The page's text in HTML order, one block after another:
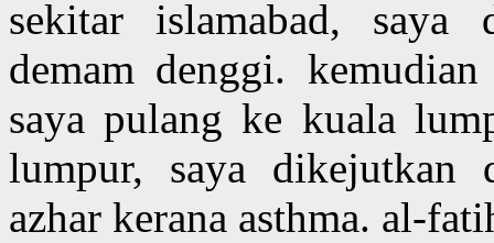
sekitar islamabad, saya
demam denggi.
saya pulang ke kuala
lumpur, saya dikejutkan
azhar kerana asthma. al-